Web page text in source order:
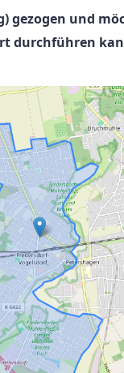
gezogen und
durchführen